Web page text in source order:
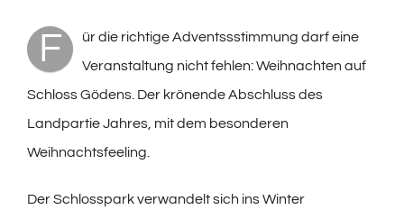
F
ür die richtige Adventssstimmung darf eine
Veranstaltung nicht fehlen: Weihnachten auf
Schloss Gödens. Der krönende Abschluss des
Landpartie Jahres, mit dem besonderen
Weihnachtsfeeling.
Der Schlosspark verwandelt sich ins Winter